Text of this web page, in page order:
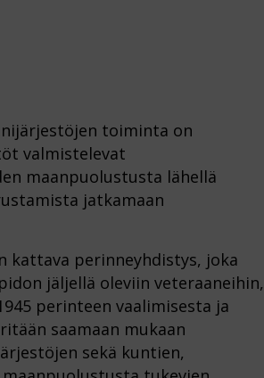
toiminta on
valmistelevat
maanpuolustusta lähellä
jatkamaan
kattava perinneyhdistys, joka
jäljellä oleviin veteraaneihin,
perinteen vaalimisesta ja
saamaan mukaan
sekä kuntien,